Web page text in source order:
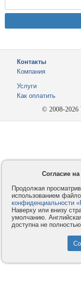
Контакты
Компания
Услуги
Как оплатить
© 2008-2026
Согласие
Продолжая
использованием
конфиденциальности
Наверху или внизу
умолчанию.
доступна не